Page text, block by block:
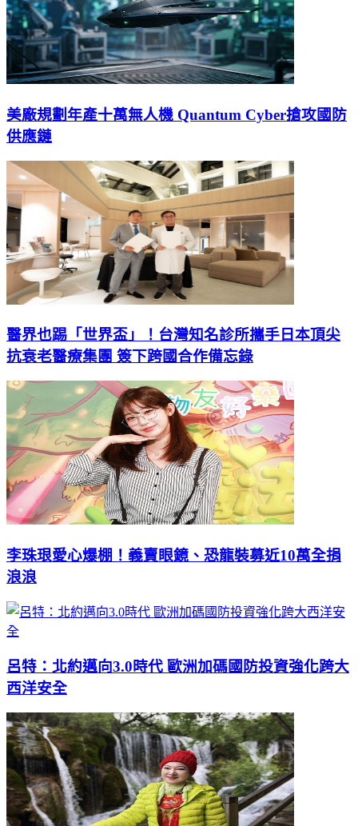
美廠規劃年產十萬無人機 Quantum Cyber搶攻國防
供應鏈
醫界也踢「世界盃」！台灣知名診所攜手日本頂尖
抗衰老醫療集團 簽下跨國合作備忘錄
李珠珢愛心爆棚！義賣眼鏡、恐龍裝募近10萬全捐
浪浪
呂特：北約邁向3.0時代 歐洲加碼國防投資強化跨大
西洋安全